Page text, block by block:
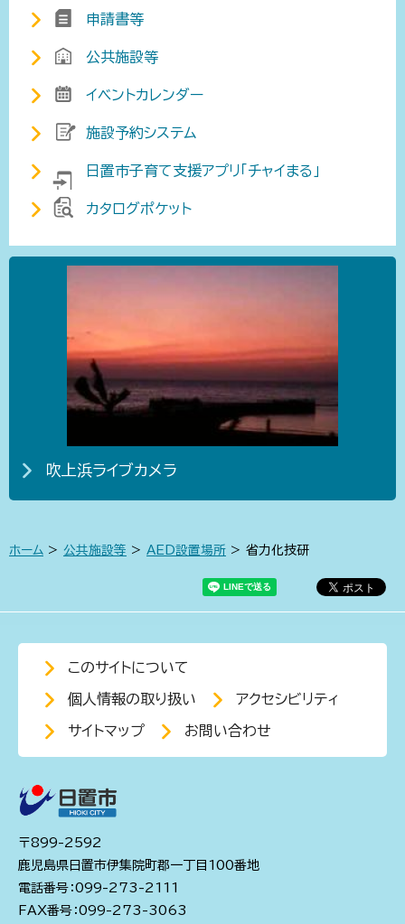
申請書等
公共施設等
イベントカレンダー
施設予約システム
日置市子育て支援アプリ「チャイまる」
カタログポケット
吹上浜ライブカメラ
ホーム > 公共施設等 > AED設置場所 > 省力化技研
このサイトについて
個人情報の取り扱い アクセシビリティ
サイトマップ お問い合わせ
〒899-2592
鹿児島県日置市伊集院町郡一丁目100番地
電話番号：099-273-2111
FAX番号：099-273-3063